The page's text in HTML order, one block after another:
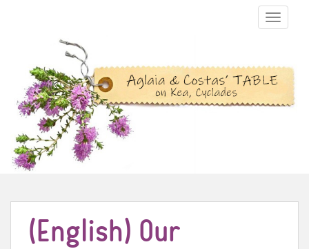
TOGGLE
(English) Our